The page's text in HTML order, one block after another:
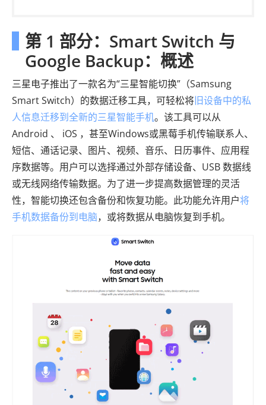
第 1 部分：Smart Switch 与
Google Backup：概述
三星电子推出了一款名为“三星智能切换”（Samsung
Smart Switch）的数据迁移工具，可轻松将旧设备中的私
人信息迁移到全新的三星智能手机。该工具可以从
Android 、 iOS ，甚至Windows或黑莓手机传输联系人、
短信、通话记录、图片、视频、音乐、日历事件、应用程
序数据等。用户可以选择通过外部存储设备、USB 数据线
或无线网络传输数据。为了进一步提高数据管理的灵活
性，智能切换还包含备份和恢复功能。此功能允许用户将
手机数据备份到电脑，或将数据从电脑恢复到手机。